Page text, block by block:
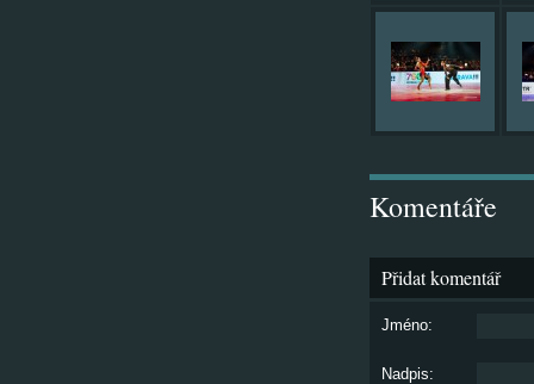
Komentáře
Přidat komentář
Jméno:
Nadpis: